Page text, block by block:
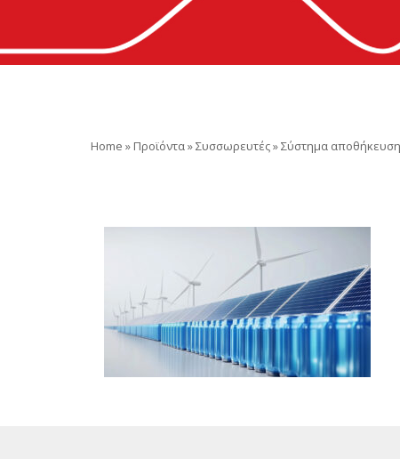
Home » Προϊόντα»Συσσωρευτές»Σύστημα